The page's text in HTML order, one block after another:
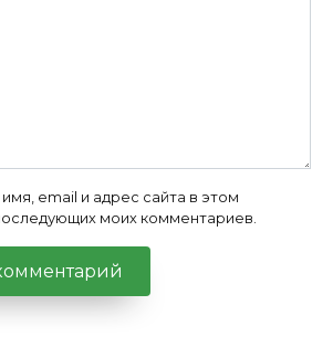
email и адрес сайта в этом
моих комментариев.